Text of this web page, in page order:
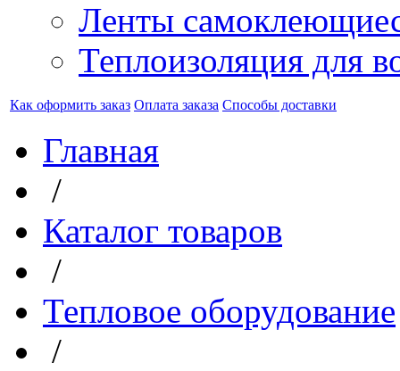
Ленты
Теплоизоляция для
Как оформить заказ Оплата заказа Способы доставки
Главная
/
Каталог товаров
/
Тепловое оборудование
/